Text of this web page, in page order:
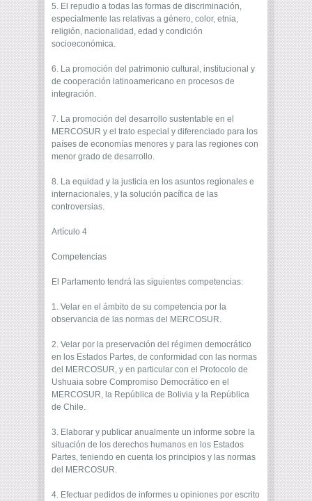
5. El repudio a todas las formas de discriminación,
especialmente las relativas a género, color, etnia,
religión, nacionalidad, edad y condición
socioeconómica.
6. La promoción del patrimonio cultural, institucional y
de cooperación latinoamericano en procesos de
integración.
7. La promoción del desarrollo sustentable en el
MERCOSUR y el trato especial y diferenciado para los
países de economías menores y para las regiones con
menor grado de desarrollo.
8. La equidad y la justicia en los asuntos regionales e
internacionales, y la solución pacífica de las
controversias.
Artículo 4
Competencias
El Parlamento tendrá las siguientes competencias:
1. Velar en el ámbito de su competencia por la
observancia de las normas del MERCOSUR.
2. Velar por la preservación del régimen democrático
en los Estados Partes, de conformidad con las normas
del MERCOSUR, y en particular con el Protocolo de
Ushuaia sobre Compromiso Democrático en el
MERCOSUR, la República de Bolivia y la República
de Chile.
3. Elaborar y publicar anualmente un informe sobre la
situación de los derechos humanos en los Estados
Partes, teniendo en cuenta los principios y las normas
del MERCOSUR.
4. Efectuar pedidos de informes u opiniones por escrito